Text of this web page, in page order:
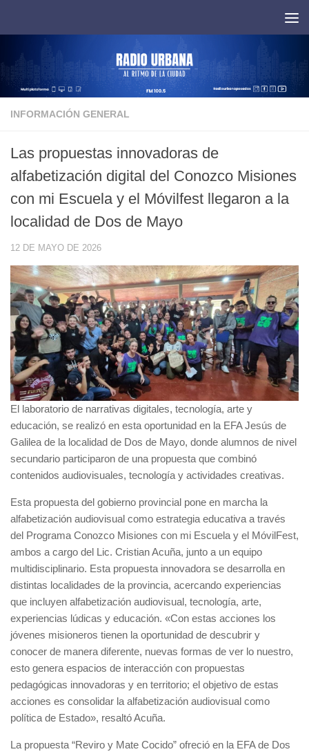
INFORMACIÓN GENERAL
Las propuestas innovadoras de
alfabetización digital del Conozco Misiones
con mi Escuela y el Móvilfest llegaron a la
localidad de Dos de Mayo
12 DE MAYO DE 2026
El laboratorio de narrativas digitales, tecnología, arte y
educación, se realizó en esta oportunidad en la EFA Jesús de
Galilea de la localidad de Dos de Mayo, donde alumnos de nivel
secundario participaron de una propuesta que combinó
contenidos audiovisuales, tecnología y actividades creativas.
Esta propuesta del gobierno provincial pone en marcha la
alfabetización audiovisual como estrategia educativa a través
del Programa Conozco Misiones con mi Escuela y el MóvilFest,
ambos a cargo del Lic. Cristian Acuña, junto a un equipo
multidisciplinario. Esta propuesta innovadora se desarrolla en
distintas localidades de la provincia, acercando experiencias
que incluyen alfabetización audiovisual, tecnología, arte,
experiencias lúdicas y educación. «Con estas acciones los
jóvenes misioneros tienen la oportunidad de descubrir y
conocer de manera diferente, nuevas formas de ver lo nuestro,
esto genera espacios de interacción con propuestas
pedagógicas innovadoras y en territorio; el objetivo de estas
acciones es consolidar la alfabetización audiovisual como
política de Estado», resaltó Acuña.
La propuesta “Reviro y Mate Cocido” ofreció en la EFA de Dos